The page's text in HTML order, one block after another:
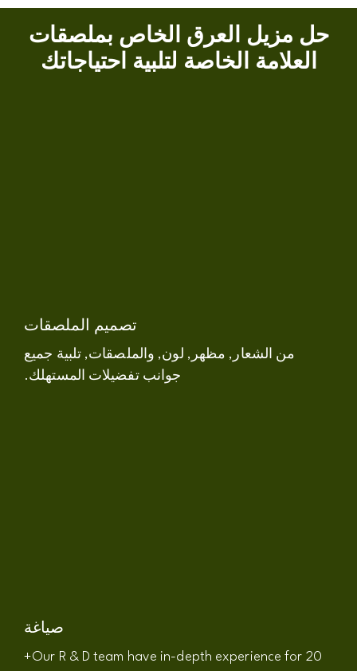
حل مزيل العرق الخاص بملصقات
العلامة الخاصة لتلبية احتياجاتك
تصميم الملصقات
من الشعار, مظهر, لون, والملصقات, تلبية جميع
جوانب تفضيلات المستهلك.
صياغة
Our R & D team have in-depth experience for
20+